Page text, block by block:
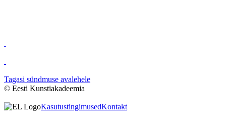
Tagasi sündmuse avalehele
© Eesti Kunstiakadeemia
KasutustingimusedKontakt